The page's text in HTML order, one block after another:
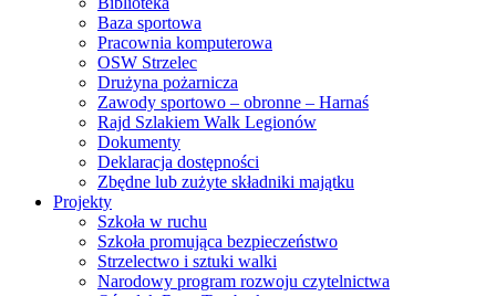
Baza sportowa
Pracownia komputerowa
OSW Strzelec
Drużyna pożarnicza
Zawody sportowo – obronne – Harnaś
Rajd Szlakiem Walk Legionów
Dokumenty
Deklaracja dostępności
Zbędne lub zużyte składniki majątku
Projekty
Szkoła w ruchu
Szkoła promująca bezpieczeństwo
Strzelectwo i sztuki walki
Narodowy program rozwoju czytelnictwa